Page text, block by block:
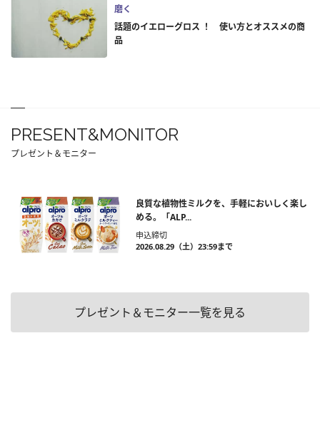
磨く
話題のイエローグロス ！ 使い方とオススメの商
品
PRESENT&MONITOR
プレゼント＆モニター
良質な植物性ミルクを、手軽においしく楽し
める。「ALP...
申込締切
2026.08.29（土）23:59まで
プレゼント＆モニター一覧を見る